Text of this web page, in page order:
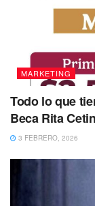
MARKETING
Todo lo que
Beca Rita
3 FEBRERO, 2026